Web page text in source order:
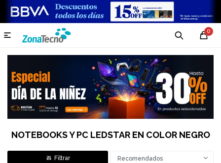
0

NOTEBOOKS Y PC LEDSTAR EN COLOR NEGRO
Recomendados